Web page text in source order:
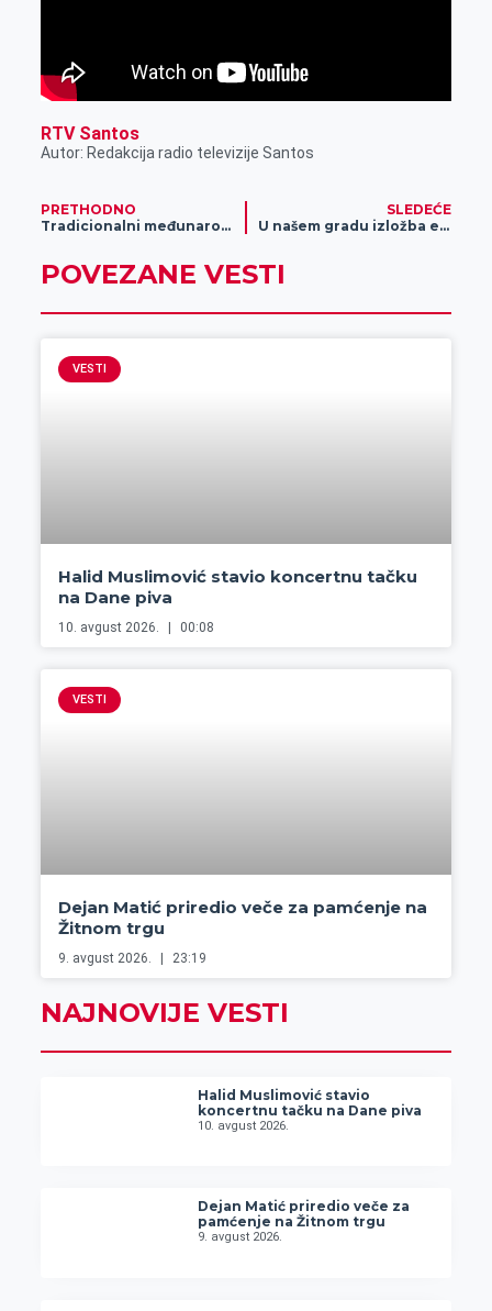
RTV Santos
Autor: Redakcija radio televizije Santos
PRETHODNO
Tradicionalni međunarodni skup old timer vozila
SLEDEĆE
U našem gradu izložba egzotičnih životinja koje retko imate priliku da vidite uživo
POVEZANE VESTI
VESTI
Halid Muslimović stavio koncertnu tačku
na Dane piva
10. avgust 2026. 00:08
VESTI
Dejan Matić priredio veče za pamćenje na
Žitnom trgu
9. avgust 2026. 23:19
NAJNOVIJE VESTI
Halid Muslimović stavio
koncertnu tačku na Dane piva
10. avgust 2026.
Dejan Matić priredio veče za
pamćenje na Žitnom trgu
9. avgust 2026.